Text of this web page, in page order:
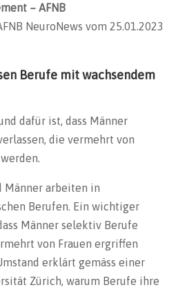
– AFNB
NeuroNews vom 25.01.2023
Berufe mit wachsendem
dafür ist, dass Männer
die vermehrt von
Männer arbeiten in
Berufen. Ein wichtiger
Männer selektiv Berufe
von Frauen ergriffen
erklärt gemäss einer
Zürich, warum Berufe ihre